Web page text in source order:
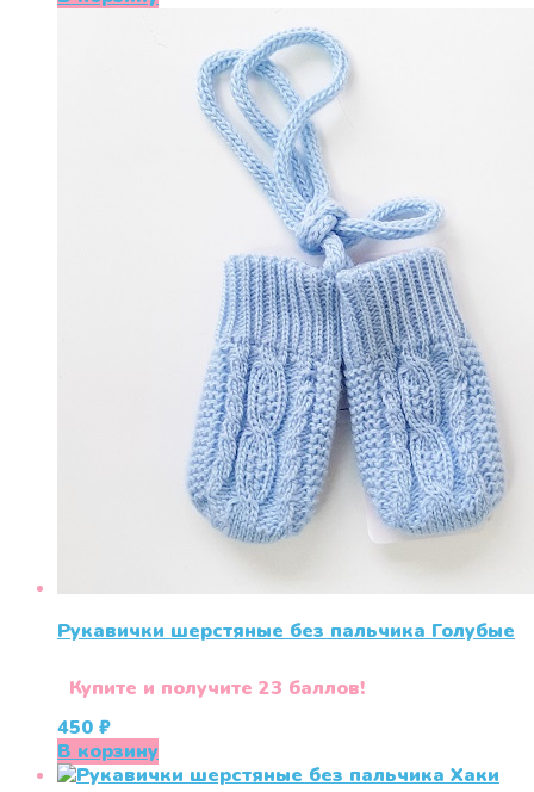
Рукавички шерстяные без пальчика Голубые
Купите и получите 23 баллов!
450 ₽
В корзину